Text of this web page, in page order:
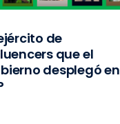
de
que el
desplegó en